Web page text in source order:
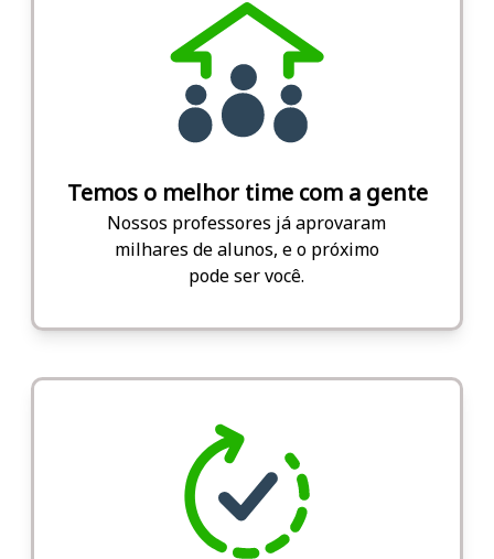
Temos o melhor time com a gente
Nossos professores já aprovaram
milhares de alunos, e o próximo
pode ser você.